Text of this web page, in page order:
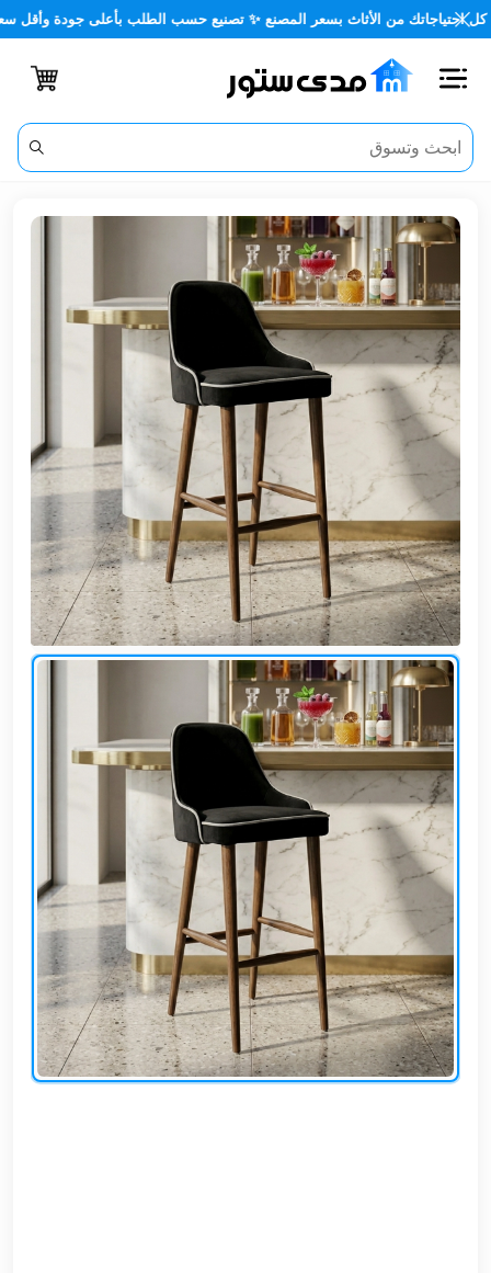
من الأثاث بسعر المصنع ✨ تصنيع حسب الطلب بأعلى جودة وأقل سعر 🏡✨
اغلاق
الفئات
الحساب
أثاث
مكتبي
أثاث
منزلي
أثاث
خارجي
وشواطئ
أثاث
كافيهات
ومطاعم
وفنادق
حواجز
مرورية
خزانات
مياه
أثاث
الحيوانات
أدوات
نظافة
EN
تسجيل